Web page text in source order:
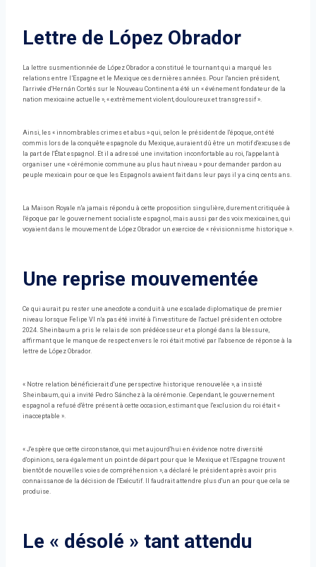
Lettre de López Obrador
La lettre susmentionnée de López Obrador a constitué le tournant qui a marqué les
relations entre l’Espagne et le Mexique ces dernières années. Pour l'ancien président,
l'arrivée d'Hernán Cortés sur le Nouveau Continent a été un « événement fondateur de la
nation mexicaine actuelle », « extrêmement violent, douloureux et transgressif ».
Ainsi, les « innombrables crimes et abus » qui, selon le président de l'époque, ont été
commis lors de la conquête espagnole du Mexique, auraient dû être un motif d'excuses de
la part de l'État espagnol. Et il a adressé une invitation inconfortable au roi, l'appelant à
organiser une « cérémonie commune au plus haut niveau » pour demander pardon au
peuple mexicain pour ce que les Espagnols avaient fait dans leur pays il y a cinq cents ans.
La Maison Royale n'a jamais répondu à cette proposition singulière, durement critiquée à
l'époque par le gouvernement socialiste espagnol, mais aussi par des voix mexicaines, qui
voyaient dans le mouvement de López Obrador un exercice de « révisionnisme historique ».
Une reprise mouvementée
Ce qui aurait pu rester une anecdote a conduit à une escalade diplomatique de premier
niveau lorsque Felipe VI n'a pas été invité à l'investiture de l'actuel président en octobre
2024. Sheinbaum a pris le relais de son prédécesseur et a plongé dans la blessure,
affirmant que le manque de respect envers le roi était motivé par l'absence de réponse à la
lettre de López Obrador.
« Notre relation bénéficierait d'une perspective historique renouvelée », a insisté
Sheinbaum, qui a invité Pedro Sánchez à la cérémonie. Cependant, le gouvernement
espagnol a refusé d'être présent à cette occasion, estimant que l'exclusion du roi était «
inacceptable ».
« J'espère que cette circonstance, qui met aujourd'hui en évidence notre diversité
d'opinions, sera également un point de départ pour que le Mexique et l'Espagne trouvent
bientôt de nouvelles voies de compréhension », a déclaré le président après avoir pris
connaissance de la décision de l'Exécutif. Il faudrait attendre plus d'un an pour que cela se
produise.
Le « désolé » tant attendu